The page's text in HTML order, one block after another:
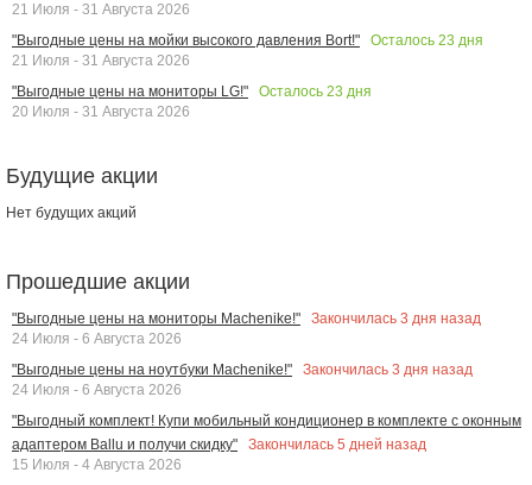
21 Июля - 31 Августа 2026
"Выгодные цены на мойки высокого давления Bort!"
Осталось 23 дня
21 Июля - 31 Августа 2026
"Выгодные цены на мониторы LG!"
Осталось 23 дня
20 Июля - 31 Августа 2026
Будущие акции
Нет будущих акций
Прошедшие акции
"Выгодные цены на мониторы Machenike!" Закончилась 3 дня назад
24 Июля - 6 Августа 2026
"Выгодные цены на ноутбуки Machenike!"
Закончилась 3 дня назад
24 Июля - 6 Августа 2026
"Выгодный комплект! Купи мобильный кондиционер в комплекте с оконным
адаптером Ballu и получи скидку"
Закончилась 5 дней назад
15 Июля - 4 Августа 2026